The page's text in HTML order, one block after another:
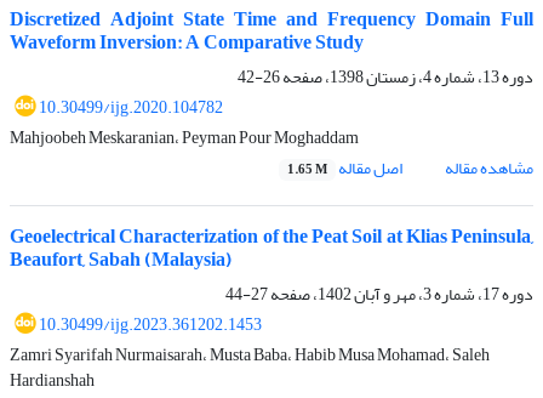
Discretized Adjoint State Time and Frequency Domain Full
Waveform Inversion: A Comparative Study
دوره 13، شماره 4، زمستان 1398، صفحه
26-42
10.30499/ijg.2020.104782
Mahjoobeh Meskaranian، Peyman Pour Moghaddam
مشاهده مقاله
اصل مقاله 1.65 M
Geoelectrical Characterization of the Peat Soil at Klias Peninsula,
Beaufort, Sabah (Malaysia)
دوره 17، شماره 3، مهر و آبان 1402، صفحه
27-44
10.30499/ijg.2023.361202.1453
Zamri Syarifah Nurmaisarah، Musta Baba، Habib Musa Mohamad، Saleh
Hardianshah